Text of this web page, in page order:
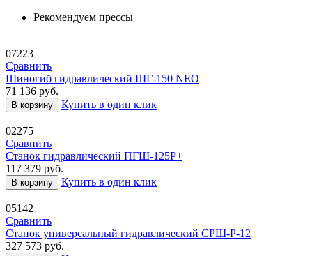
Рекомендуем прессы
07223
Сравнить
Шиногиб гидравлический ШГ-150 NEO
71 136 руб.
В корзину Купить в один клик
02275
Сравнить
Станок гидравлический ПГШ-125Р+
117 379 руб.
В корзину Купить в один клик
05142
Сравнить
Станок универсальный гидравлический СРШ-Р-12
327 573 руб.